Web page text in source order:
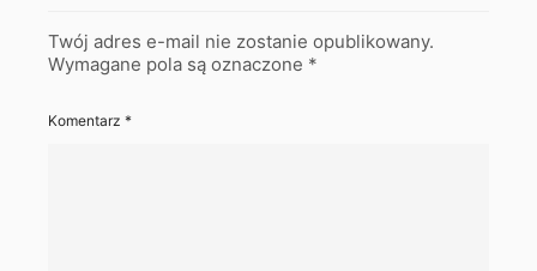
Twój adres e-mail nie zostanie opublikowany.
Wymagane pola są oznaczone *
Komentarz *